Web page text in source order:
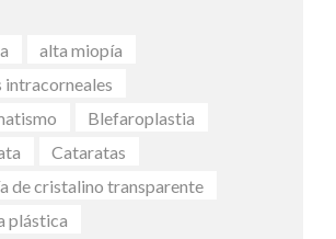
alta miopía
intracorneales
Blefaroplastia
Cataratas
de cristalino transparente
plástica